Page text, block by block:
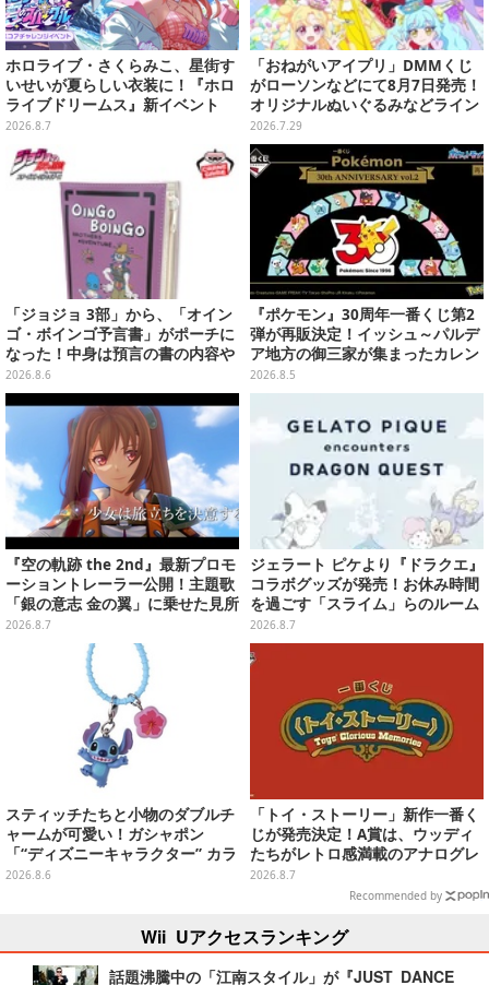
ホロライブ・さくらみこ、星街す
いせいが夏らしい衣装に！『ホロ
ライブドリームス』新イベント
「シンクロする夏のスパークル」
開幕
2026.8.7
「おねがいアイプリ」DMMくじ
がローソンなどにて8月7日発売！
オリジナルぬいぐるみなどライン
ナップ、各等賞にスペシャルアイ
プリカードが付属
2026.7.29
「ジョジョ 3部」から、「オイン
ゴ・ボインゴ予言書」がポーチに
なった！中身は預言の書の内容や
アニメ総柄デザインをプリント
2026.8.6
『ポケモン』30周年一番くじ第2
弾が再販決定！イッシュ～パルデ
ア地方の御三家が集まったカレン
ダー、ぬいぐるみなど記念グッズ
盛りだくさん
2026.8.5
『空の軌跡 the 2nd』最新プロモ
ーショントレーラー公開！主題歌
「銀の意志 金の翼」に乗せた見所
満載の映像に
2026.8.7
ジェラート ピケより『ドラクエ』
コラボグッズが発売！お休み時間
を過ごす「スライム」らのルーム
ウェア、雑貨など多数ラインナッ
プ
2026.8.7
スティッチたちと小物のダブルチ
ャームが可愛い！ガシャポン
「“ディズニーキャラクター” カラ
フルマルチチャーム」が発売
2026.8.6
「トイ・ストーリー」新作一番く
じが発売決定！A賞は、ウッディ
たちがレトロ感満載のアナログレ
コード上を走る姿で立体化
2026.8.7
Recommended by
Wii Uアクセスランキング
話題沸騰中の「江南スタイル」が『JUST DANCE